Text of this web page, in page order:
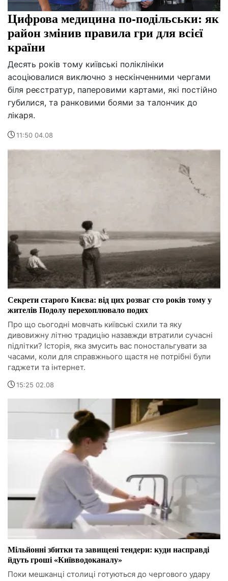
Цифрова медицина по-подільськи: як
район змінив правила гри для всієї
країни
Десять років тому київські поліклініки
асоціювалися виключно з нескінченними чергами
біля реєстратур, паперовими картами, які постійно
губилися, та ранковими боями за талончик до
лікаря.
11:50 04.08
Секрети старого Києва: від цих розваг сто років тому у
жителів Подолу перехоплювало подих
Про що сьогодні мовчать київські схили та яку
дивовижну літню традицію назавжди втратили сучасні
підлітки? Історія, яка змусить вас поностальгувати за
часами, коли для справжнього щастя не потрібні були
гаджети та інтернет.
15:25 02.08
Мільйонні збитки та завищені тендери: куди насправді
йдуть гроші «Київводоканалу»
Поки мешканці столиці готуються до чергового удару